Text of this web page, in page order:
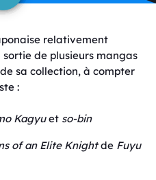
relativement
de plusieurs mangas
sa collection, à compter
:
Kagyuet so-bin
of an Elite Knightde Fuyu